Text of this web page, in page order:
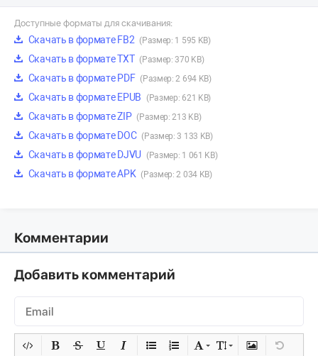
Доступные форматы для скачивания:
Скачать в формате FB2 (Размер: 1 595 KB)
Скачать в формате TXT (Размер: 370 KB)
Скачать в формате PDF (Размер: 2 694 KB)
Скачать в формате EPUB (Размер: 621 KB)
Скачать в формате ZIP (Размер: 213 KB)
Скачать в формате DOC (Размер: 3 133 KB)
Скачать в формате DJVU (Размер: 1 061 KB)
Скачать в формате APK (Размер: 2 034 KB)
Комментарии
Добавить комментарий